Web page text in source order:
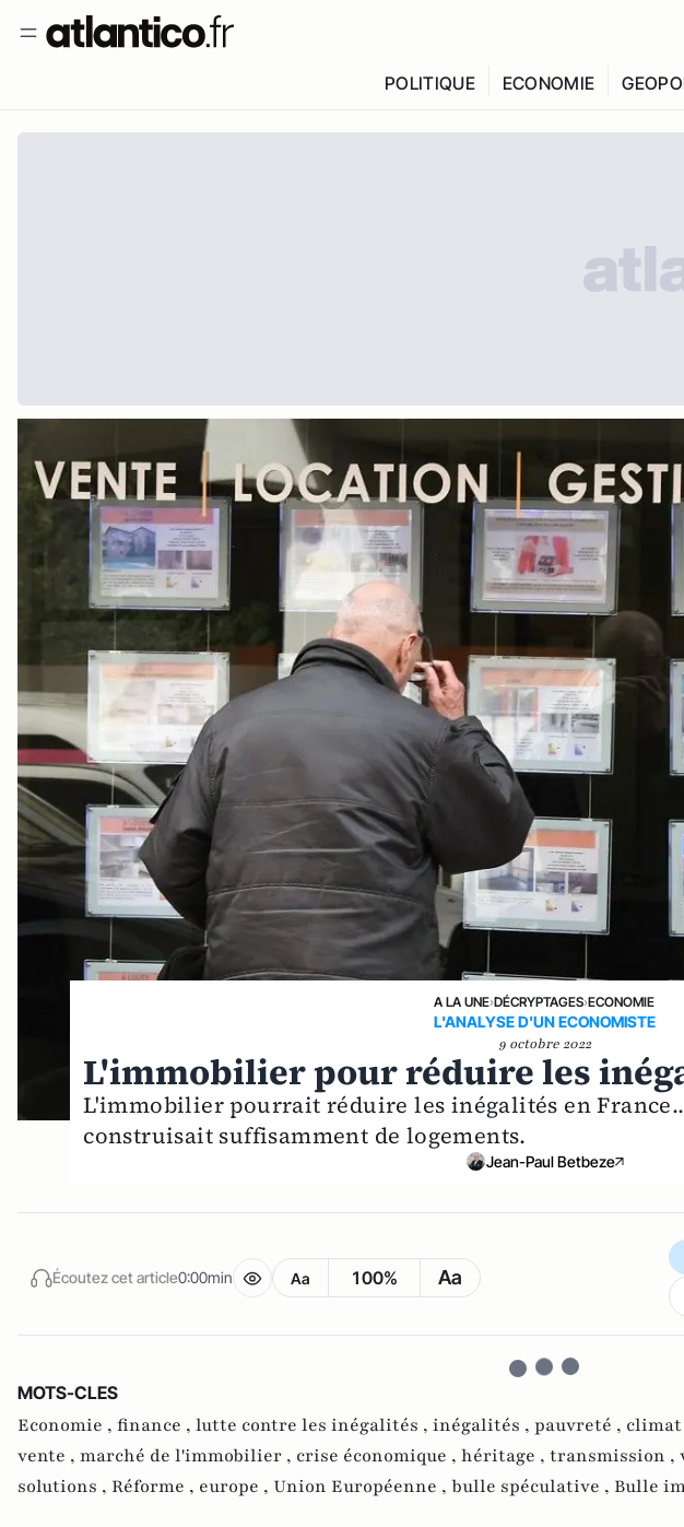
POLITIQUE ECONOMIE
A LA UNE›DÉCRYPTAGES›ECONOMIE
L'ANALYSE D'UN ECONOMISTE
9 octobre 2022
L'immobilier pour réduire les
L'immobilier pourrait réduire les inégalités en
construisait suffisamment de logements.
Jean-Paul Betbeze
Écoutez cet article0:00min Aa 100% Aa
MOTS-CLES
Economie , finance , lutte contre les inégalités , inégalités , pauvreté , climat
vente , marché de l'immobilier , crise économique , héritage , transmission ,
solutions , Réforme , europe , Union Européenne , bulle spéculative , Bulle